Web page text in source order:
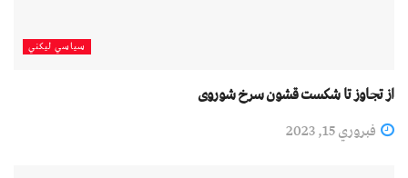
سیاسي لیکني
از تجاوز تا شکست قشون سرخ شوروی
فبروري 15, 2023